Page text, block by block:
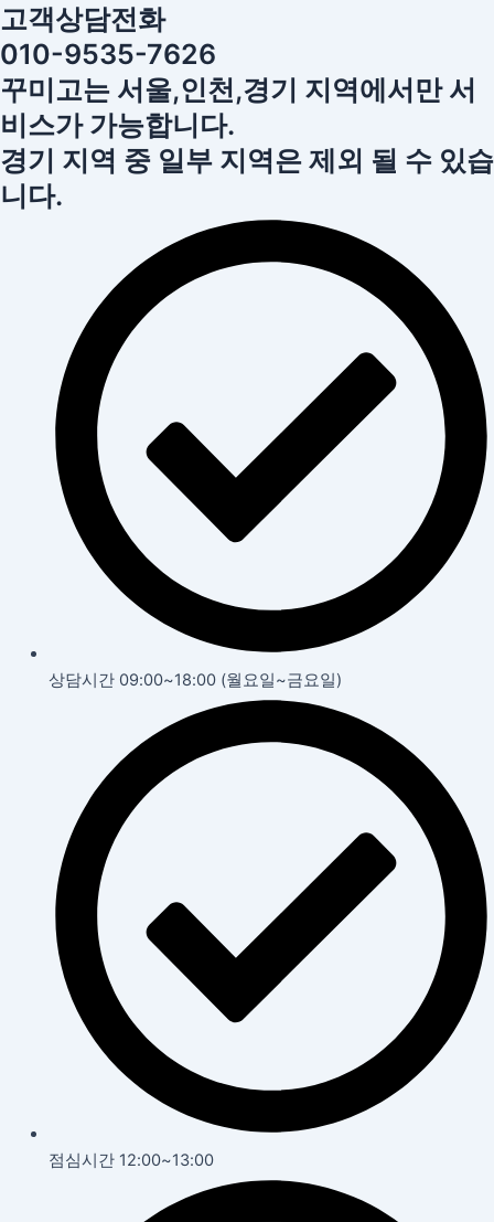
고객상담전화
010-9535-7626
꾸미고는 서울,인천,경기 지역에서만 서
비스가 가능합니다.
경기 지역 중 일부 지역은 제외 될 수 있습
니다.
상담시간 09:00~18:00 (월요일~금요일)
점심시간 12:00~13:00